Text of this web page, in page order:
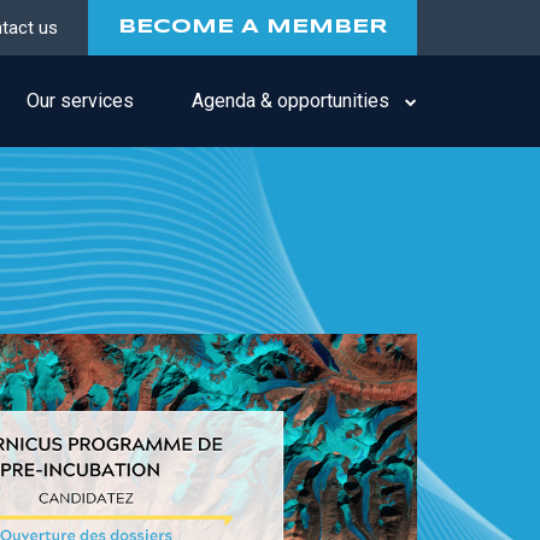
us BECOME A MEMBER
Our services Agenda & opportunities